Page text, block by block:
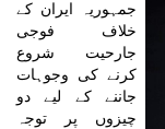
جمہوریہ ایران کے
خلاف فوجی
جارحیت شروع
کرنے کی وجوہات
جاننے کے لیے دو
چیزوں پر توجہ